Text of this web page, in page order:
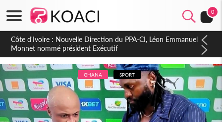
0
Côte d'Ivoire : Célébration des 66 ans d'Indépendance, un
Appel à l'Unité et au Développement dans le Gbôklè
GHANA SPORT